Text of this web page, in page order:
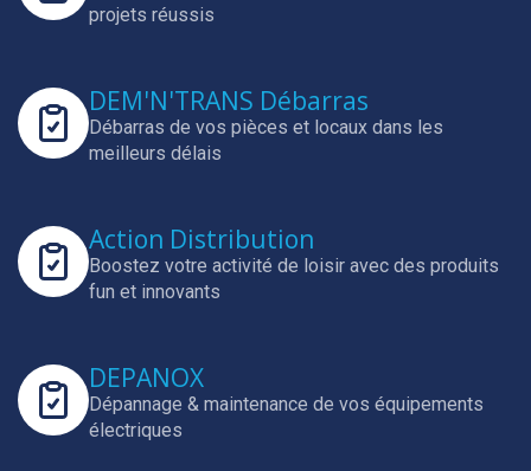
projets réussis
DEM'N'TRANS Débarras
Débarras de vos pièces et locaux dans les
meilleurs délais
Action Distribution
Boostez votre activité de loisir avec des produits
fun et innovants
DEPANOX
Dépannage & maintenance de vos équipements
électriques